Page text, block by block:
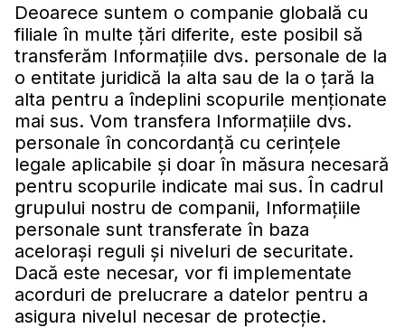
Deoarece suntem o companie globală cu
filiale în multe ţări diferite, este posibil să
transferăm Informaţiile dvs. personale de la
o entitate juridică la alta sau de la o ţară la
alta pentru a îndeplini scopurile menţionate
mai sus. Vom transfera Informaţiile dvs.
personale în concordanţă cu cerinţele
legale aplicabile şi doar în măsura necesară
pentru scopurile indicate mai sus. În cadrul
grupului nostru de companii, Informaţiile
personale sunt transferate în baza
aceloraşi reguli şi niveluri de securitate.
Dacă este necesar, vor fi implementate
acorduri de prelucrare a datelor pentru a
asigura nivelul necesar de protecţie.